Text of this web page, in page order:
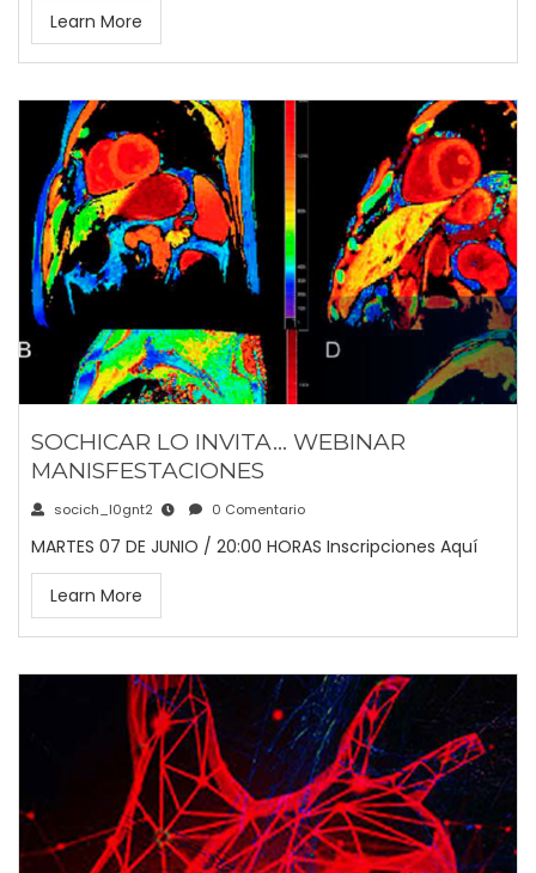
Learn More
SOCHICAR LO INVITA… WEBINAR
MANISFESTACIONES
socich_l0gnt2 0 Comentario
MARTES 07 DE JUNIO / 20:00 HORAS Inscripciones Aquí
Learn More